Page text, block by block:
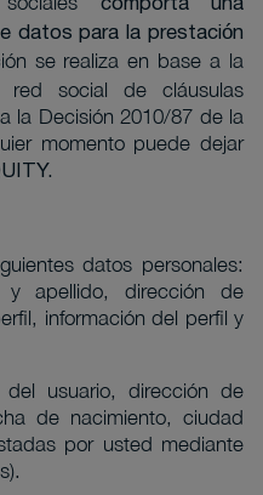
comporta una
datos para la prestación
se realiza en base a la
social de cláusulas
la Decisión 2010/87 de la
momento puede dejar
datos personales:
y apellido, dirección de
información del perfil y
del usuario, dirección de
de nacimiento, ciudad
por usted mediante